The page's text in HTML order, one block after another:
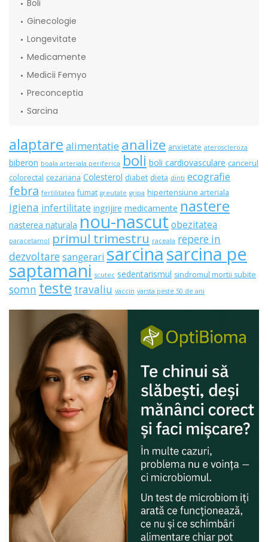
Boli
Ginecologie
Longevitate
Medicamente
Medicii Femyo
Preconceptia
Sarcina
alaptare alimentatie analize anxietate ateroscleroza
biberon boala arteriala periferica boli boli cardiovasculare cancerul
colorectal cezariana Colesterol diabet dieta dinti ecografie
febra fertilitatea fumat greutate gripa hipertensiune arteriala
igiena infertilitate ingrijire medicamente nastere
nasterea naturala nou-nascut obezitatea
paracetamol primul trimestru raceala repere in
dezvoltare sangerari sarcinasarcina pe
saptamani scutec sedentarismul sindromul mortii subite
somn teste travaliu vaccin varsta peste 50 de ani